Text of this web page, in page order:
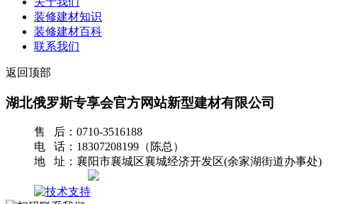
装修建材知识
装修建材百科
联系我们
返回顶部
湖北俄罗斯专享会官方网站新型建材有限公司
售 后：0710-3516188
电 话：18307208199（陈总）
地 址：襄阳市襄城区襄城经济开发区(余家湖街道办事处)